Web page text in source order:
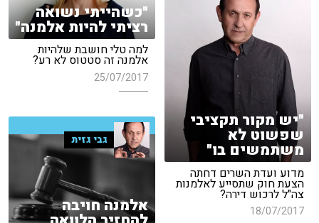
"כשהייתי נשואה
רציתי להיות אלמנה"
למה טלי חושבת שלהיות
אלמנה זה סטטוס לא רע?
25/07/2017
"יש מקור תקציבי
שפשוט לא
משתמשים בו"
מדוע ועדת השרים דחתה
הצעת חוק שתסייע לאלמנות
צה"ל לרכוש דירה?
18/07/2017
גבי גזית
אלמנה חויבה